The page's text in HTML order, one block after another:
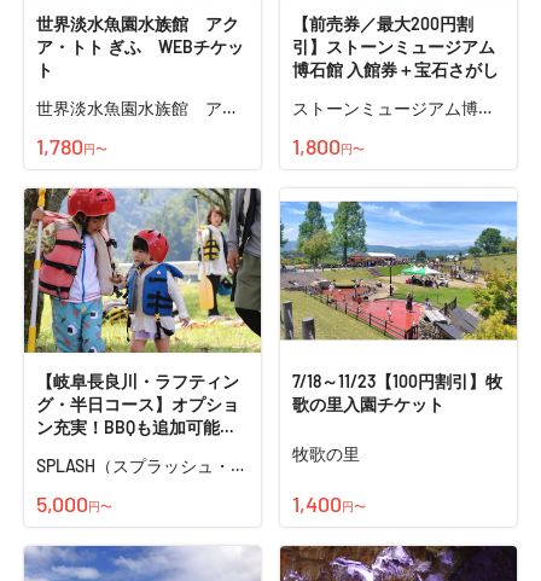
世界淡水魚園水族館 アク
ア・トト ぎふ WEBチケッ
ト
世界淡水魚園水族館 アク
1,780円〜
【前売券／最大200円割
引】ストーンミュージアム
博石館 入館券＋宝石さがし
ストーンミュージアム博石
1,800円〜
【岐阜長良川・ラフティン
グ・半日コース】オプショ
ン充実！BBQも追加可能！
る！ゆったり半日ラフティ
ングツアー＜3才から参加可
能！＞写真プレゼント！
SPLASH（スプラッシュ・岐
5,000円〜
7/18～11/23【100円割引】牧
歌の里入園チケット
牧歌の里
1,400円〜